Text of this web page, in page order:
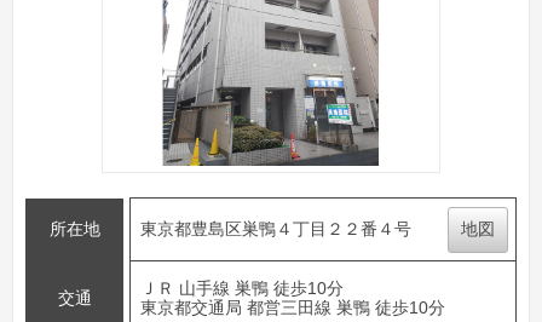
所在地 東京都豊島区巣鴨４丁目２２番４号 地図
交通
ＪＲ 山手線 巣鴨 徒歩10分
東京都交通局 都営三田線 巣鴨 徒歩10分